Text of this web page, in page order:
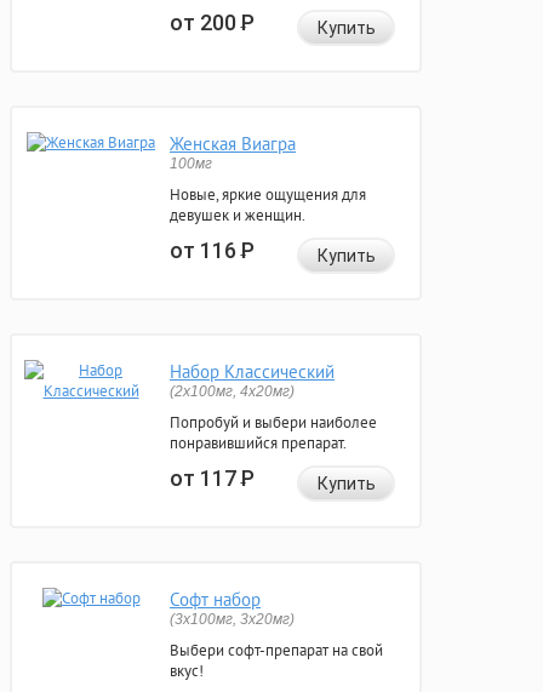
от 200Р Купить
Женская Виагра
100мг
Новые, яркие ощущения для
девушек и женщин.
от 116Р Купить
Набор Классический
(2x100мг, 4x20мг)
Попробуй и выбери наиболее
понравившийся препарат.
от 117Р Купить
Софт набор
(3x100мг, 3x20мг)
Выбери софт-препарат на свой
вкус!